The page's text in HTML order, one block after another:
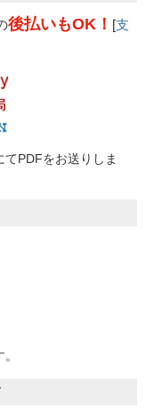
後払いもOK！ [支
PDFをお送りしま